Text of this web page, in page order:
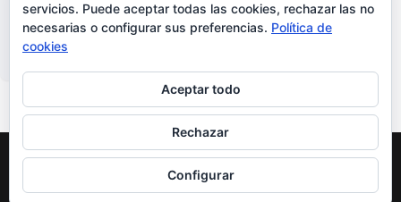
CREADO POR
Diseñado PorElegant Themes| Funciona ConWordPress
servicios. Puede aceptar todas las cookies, rechazar las no
necesarias o configurar sus preferencias. Política de
cookies
Aceptar todo
Rechazar
Configurar